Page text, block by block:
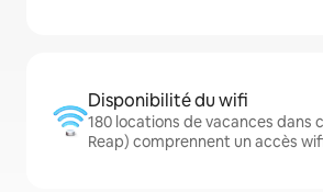
Disponibilité du wifi
180 locations de vacances dans
Reap) comprennent un accès